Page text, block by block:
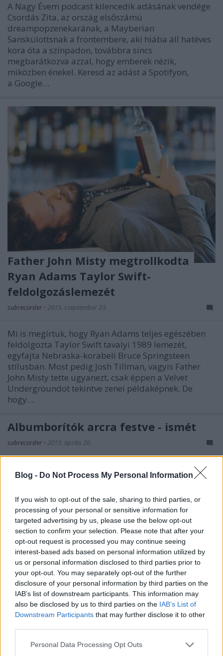
Blog - Do Not Process My Personal Information
If you wish to opt-out of the sale, sharing to third parties, or
processing of your personal or sensitive information for
targeted advertising by us, please use the below opt-out
section to confirm your selection. Please note that after your
opt-out request is processed you may continue seeing
interest-based ads based on personal information utilized by
us or personal information disclosed to third parties prior to
your opt-out. You may separately opt-out of the further
disclosure of your personal information by third parties on the
IAB’s list of downstream participants. This information may
also be disclosed by us to third parties on the IAB’s List of
Downstream Participants that may further disclose it to other
Please note that this website/app uses one or more Google
Personal Data Processing Opt Outs
A Nagy Évem podcast kilencedik adásának vendége
Csordás Zita, az ország elsőszámú
dreampopzenekarának, a Mayberian
Sanskülottsnak a frontembere, aki hiába áll hatéves
kora óta a színpadon, továbbra sincs
megbarátkozva azzal, hogy emberek nézik,
miközben énekel. Keresd az adást a Spotifyon,
a Google…
Father John Misty megtrollkodta
Ryan Adams Taylor Swift-
feldolgozáslemezét
subrecorder • 2015. szeptember 23.
Mi is megírtuk, hogy Ryan Adams teljes egészében
feldolgozta Taylor Swift tavalyi 1989 lemezét,
egyfajta Nebraska-korabeli Bruce Springsteen
stílusban. Most pedig Josh Tillman, vagyis Father
John Misty tette ugyanezt, csak éppen a Velvet
Undergroundot tekintve zenei példaképnek. De
hogy…
Albumborítók arcra festve - ismét
subrecorder • 2015. április 26.
Tavaly mutattuk be Natalie Sharp művésznőt, aki a
2014-es Record Store Day-t ünnepelve magára
amúgy Lone Taxidermist néven egyszemélyes zenei
projektet is vivő képzőművész-zenész idén a
következő szintre emelte a…
Deluxusok, karolok – Lemezek
karácsonyra
rerecorder•2014. december 21.
December hagyományosan a deluxe-kiadások, a
box set-ek, a best of-ok terepe a zenei piacon, na
meg persze a 99%-ban felesleges karácsonyi
feldolgozásalbumoké, lássuk 2014-ben mire
érdemes költeni. Először is az R.E.M. dvd-s